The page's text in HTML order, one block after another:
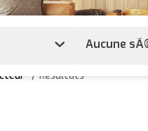
Aucune
Résultats